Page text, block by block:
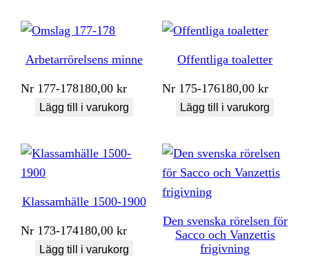
Arbetarrörelsens minne
Nr 177-178180,00kr
Lägg till i varukorg
Offentliga toaletter
Nr 175-176180,00kr
Lägg till i varukorg
Klassamhälle 1500-1900
Nr 173-174180,00kr
Lägg till i varukorg
Den svenska rörelsen för
Sacco och Vanzettis
frigivning